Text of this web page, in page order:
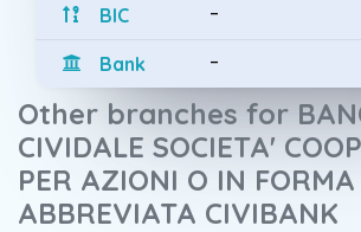
BIC -
Bank -
Other branches for
CIVIDALE SOCIETA'
PER AZIONI O IN FORMA
ABBREVIATA CIVIBANK